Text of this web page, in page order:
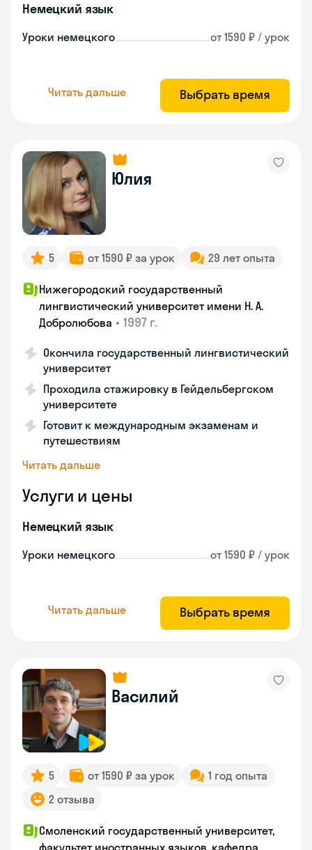
Немецкий язык
Уроки немецкого от 1590 ₽ / урок
Читать дальше Выбрать время
Юлия
5 от 1590 ₽ за урок 29 лет опыта
Нижегородский государственный
лингвистический университет имени Н. А.
Добролюбова • 1997 г.
Окончила государственный лингвистический
университет
Проходила стажировку в Гейдельбергском
университете
Готовит к международным экзаменам и
путешествиям
Читать дальше
Услуги и цены
Немецкий язык
Уроки немецкого от 1590 ₽ / урок
Читать дальше Выбрать время
Василий
5 от 1590 ₽ за урок
1 год опыта
2 отзыва
Смоленский государственный университет,
факультет иностранных языков, кафедра